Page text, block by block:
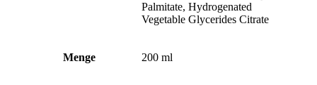
Palmitate, Hydrogenated
Vegetable Glycerides Citrate
Menge 200 ml